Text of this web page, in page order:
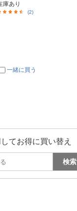
庫あり
(2)
一緒に買う
てお得に買い替え
検索